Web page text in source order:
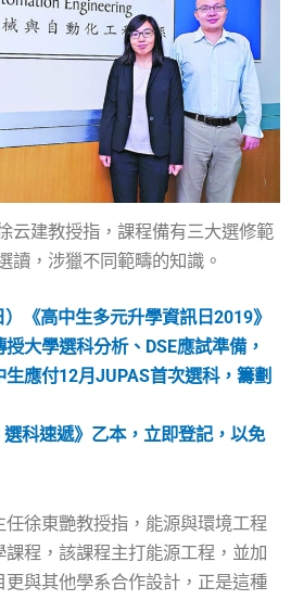
云建教授指，課程備有三大選修範
讀，涉獵不同範疇的知識。
《高中生多元升學資訊日2019》
大學選科分析、DSE應試準備，
應付12月JUPAS首次選科，籌劃
科速遞》乙本，立即登記，以免
徐東艷教授指，能源與環境工程
程，該課程主打能源工程，並加
與其他學系合作設計，正是這種